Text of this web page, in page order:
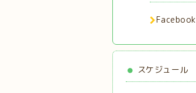
Facebook
スケジュール